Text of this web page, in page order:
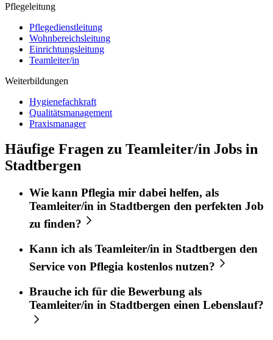
Pflegeleitung
Pflegedienstleitung
Wohnbereichsleitung
Einrichtungsleitung
Teamleiter/in
Weiterbildungen
Hygienefachkraft
Qualitätsmanagement
Praxismanager
Häufige Fragen zu Teamleiter/in Jobs in
Stadtbergen
Wie kann Pflegia mir dabei helfen, als
Teamleiter/in in Stadtbergen den perfekten Job
zu finden?
Kann ich als Teamleiter/in in Stadtbergen den
Service von Pflegia kostenlos nutzen?
Brauche ich für die Bewerbung als
Teamleiter/in in Stadtbergen einen Lebenslauf?